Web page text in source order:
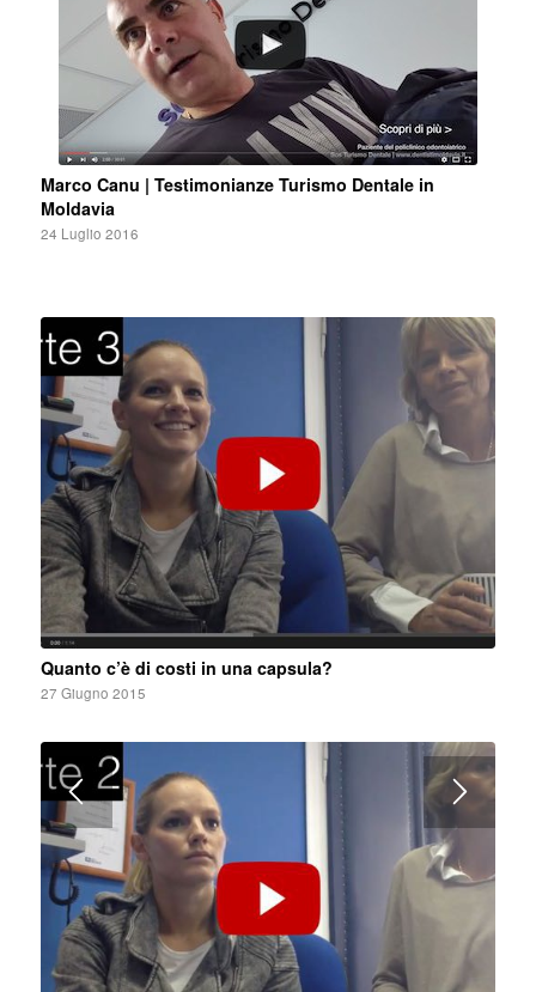
Marco Canu | Testimonianze Turismo Dentale in
Moldavia
24 Luglio 2016
Quanto c’è di costi in una capsula?
27 Giugno 2015